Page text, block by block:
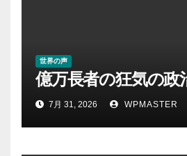
世界の声
億万長者の狂気の政
7月 31, 2026 WPMASTER